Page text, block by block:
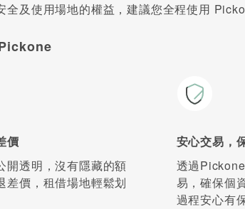
全及使用場地的權益，建議您全程使用
價
開透明，沒有隱藏的額
差價，租借場地輕鬆划
安心交易，
透過
易，確保個
過程安心有